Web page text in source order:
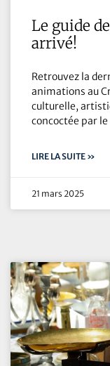
Le guide
arrivé!
Retrouvez la
animations au
culturelle,
concoctée par le
LIRE LA SUITE »
21 mars 2025